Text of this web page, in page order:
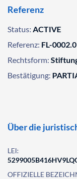
Referenz
Status: ACTIVE
Referenz: FL-
Rechtsform:
Bestätigung:
Über die
LEI:
OFFIZIELLE